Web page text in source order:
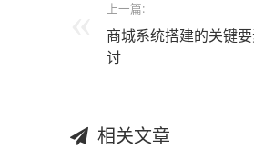
上一篇:
商城系统搭建的关键
讨
相关文章